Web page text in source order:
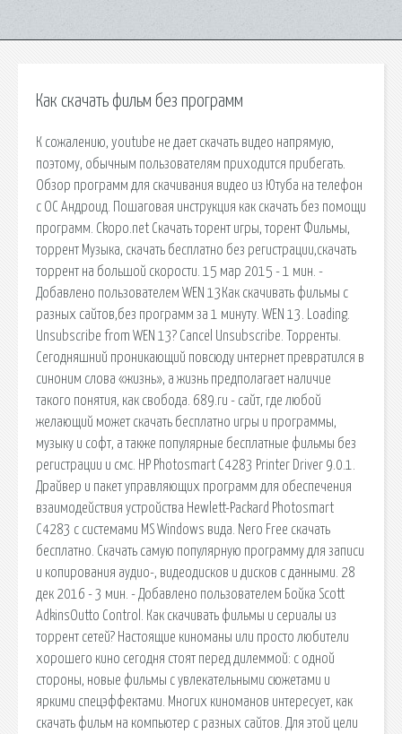
Как скачать фильм без программ
К сожалению, youtube не дает скачать видео напрямую,
поэтому, обычным пользователям приходится прибегать.
Обзор программ для скачивания видео из Ютуба на телефон
с ОС Андроид. Пошаговая инструкция как скачать без помощи
программ. Ckopo.net Скачать торент игры, торент Фильмы,
торрент Музыка, скачать бесплатно без регистрации,скачать
торрент на большой скорости. 15 мар 2015 - 1 мин. -
Добавлено пользователем WEN 13Как скачивать фильмы с
разных сайтов,без программ за 1 минуту. WEN 13. Loading.
Unsubscribe from WEN 13? Cancel Unsubscribe. Торренты.
Сегодняшний проникающий повсюду интернет превратился в
синоним слова «жизнь», а жизнь предполагает наличие
такого понятия, как свобода. 689.ru - сайт, где любой
желающий может скачать бесплатно игры и программы,
музыку и софт, а также популярные бесплатные фильмы без
регистрации и смс. HP Photosmart C4283 Printer Driver 9.0.1.
Драйвер и пакет управляющих программ для обеспечения
взаимодействия устройства Hewlett-Packard Photosmart
C4283 с системами MS Windows вида. Nero Free скачать
бесплатно. Скачать самую популярную программу для записи
и копирования аудио-, видеодисков и дисков с данными. 28
дек 2016 - 3 мин. - Добавлено пользователем Бойка Scott
AdkinsOutto Control. Как скачивать фильмы и сериалы из
торрент сетей? Настоящие киноманы или просто любители
хорошего кино сегодня стоят перед дилеммой: с одной
стороны, новые фильмы с увлекательными сюжетами и
яркими спецэффектами. Многих киноманов интересует, как
скачать фильм на компьютер с разных сайтов. Для этой цели